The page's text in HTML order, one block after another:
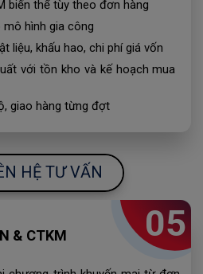
HỆ TƯ VẤN
biến thể tùy theo đơn hàng
hình gia công
liệu, khấu hao, chi phí giá vốn
với tồn kho và kế hoạch mua
giao hàng từng đợt
05
& CTKM